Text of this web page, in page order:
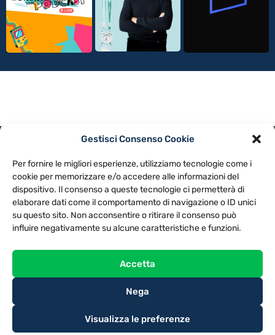
Gestisci Consenso Cookie
Per fornire le migliori esperienze, utilizziamo tecnologie come i
cookie per memorizzare e/o accedere alle informazioni del
dispositivo. Il consenso a queste tecnologie ci permetterà di
elaborare dati come il comportamento di navigazione o ID unici
su questo sito. Non acconsentire o ritirare il consenso può
influire negativamente su alcune caratteristiche e funzioni.
Accetta
Nega
Visualizza le preferenze
NOTE LEGALI
CONTATTACI PREFERENZE
TV LIBERA S.P.A.
Via Monteleonese 95/21 – 51100 Pistoia (PT)
Tel. 0573.9136 / Fax 0573.913615